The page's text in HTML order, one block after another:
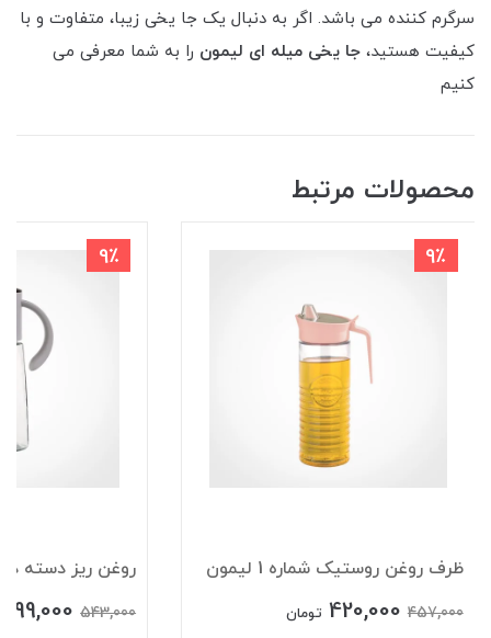
سرگرم کننده می باشد. اگر به دنبال یک جا یخی زیبا، متفاوت و با
کیفیت هستید، جا یخی میله ای لیمون را به شما معرفی می
کنیم
محصولات مرتبط
9٪
ظرف روغن روستیک شماره 1 لیمون
457,000
420,000 تومان
9٪
روغن ریز دسته
543,000
499,000